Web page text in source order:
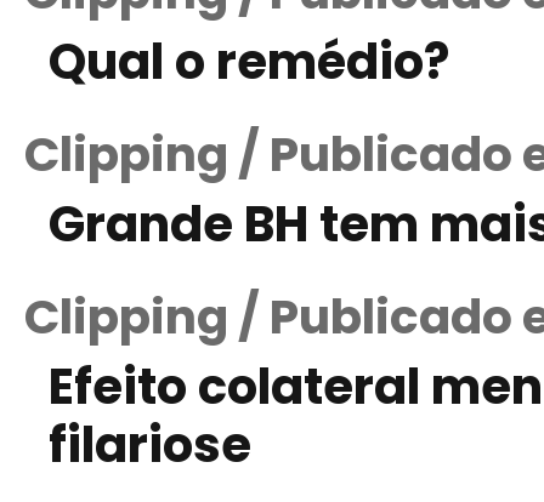
Qual o remédio?
Clipping / Publicado
Grande BH tem
Clipping / Publicado
Efeito colateral
filariose